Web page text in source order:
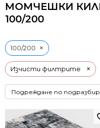
МОМЧЕШКИ
100/200
Изчисти филтрите ×
100/200 ×